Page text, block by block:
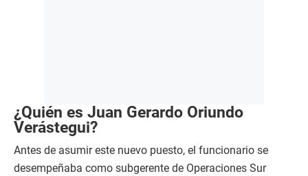
¿Quién es Juan Gerardo Oriundo
Verástegui?
Antes de asumir este nuevo puesto, el funcionario se
desempeñaba como subgerente de Operaciones Sur